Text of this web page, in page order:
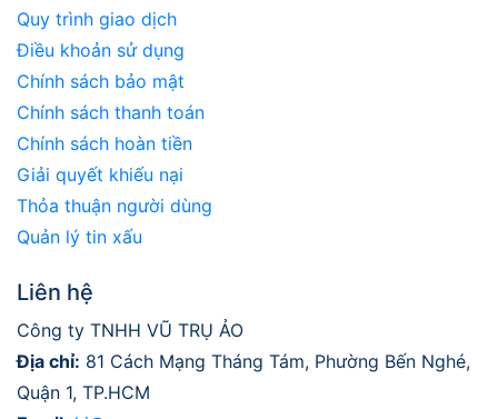
Quy trình giao dịch
Điều khoản sử dụng
Chính sách bảo mật
Chính sách thanh toán
Chính sách hoàn tiền
Giải quyết khiếu nại
Thỏa thuận người dùng
Quản lý tin xấu
Liên hệ
Công ty TNHH VŨ TRỤ ẢO
Địa chỉ: 81 Cách Mạng Tháng Tám, Phường Bến Nghé,
Quận 1, TP.HCM